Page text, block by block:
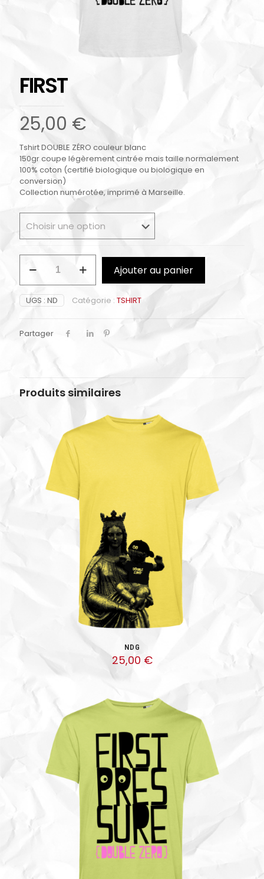
FIRST
25,00 €
Tshirt DOUBLE ZÉRO couleur blanc
150gr coupe légèrement cintrée mais taille normalement
100% coton (certifié biologique ou biologique en
conversion)
Collection numérotée, imprimé à Marseille.
FIRST
Ajouter au panier
UGS : ND Catégorie : TSHIRT
Partager
Produits similaires
NDG
25,00 €